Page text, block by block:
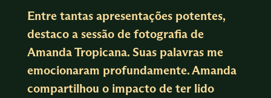
Entre tantas apresentações potentes,
destaco a sessão de fotografia de
Amanda Tropicana. Suas palavras me
emocionaram profundamente. Amanda
compartilhou o impacto de ter lido